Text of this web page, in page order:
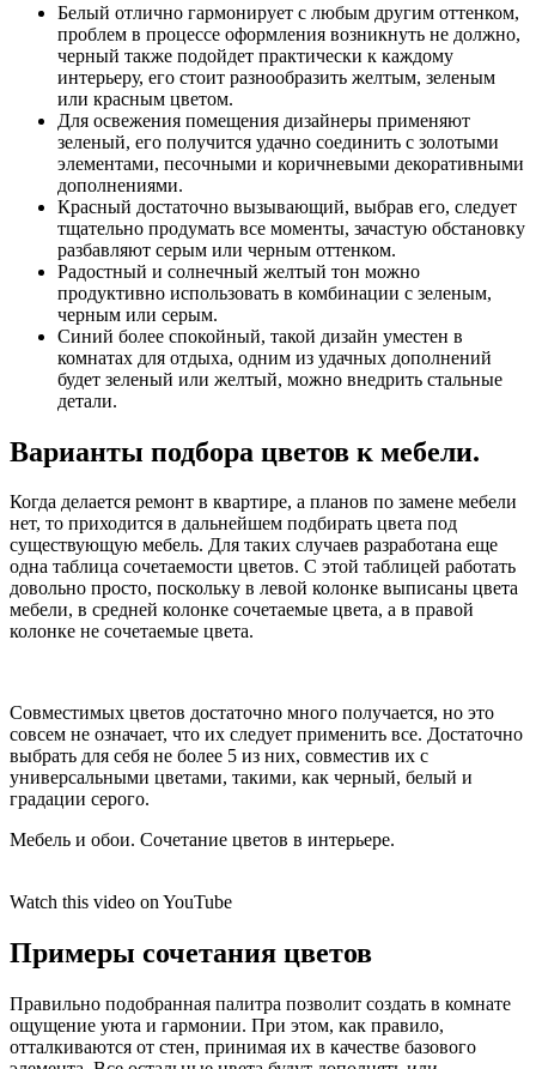
Белый отлично гармонирует с любым другим оттенком,
проблем в процессе оформления возникнуть не должно,
черный также подойдет практически к каждому
интерьеру, его стоит разнообразить желтым, зеленым
или красным цветом.
Для освежения помещения дизайнеры применяют
зеленый, его получится удачно соединить с золотыми
элементами, песочными и коричневыми декоративными
дополнениями.
Красный достаточно вызывающий, выбрав его, следует
тщательно продумать все моменты, зачастую обстановку
разбавляют серым или черным оттенком.
Радостный и солнечный желтый тон можно
продуктивно использовать в комбинации с зеленым,
черным или серым.
Синий более спокойный, такой дизайн уместен в
комнатах для отдыха, одним из удачных дополнений
будет зеленый или желтый, можно внедрить стальные
детали.
Варианты подбора цветов к мебели.
Когда делается ремонт в квартире, а планов по замене мебели
нет, то приходится в дальнейшем подбирать цвета под
существующую мебель. Для таких случаев разработана еще
одна таблица сочетаемости цветов. С этой таблицей работать
довольно просто, поскольку в левой колонке выписаны цвета
мебели, в средней колонке сочетаемые цвета, а в правой
колонке не сочетаемые цвета.
Совместимых цветов достаточно много получается, но это
совсем не означает, что их следует применить все. Достаточно
выбрать для себя не более 5 из них, совместив их с
универсальными цветами, такими, как черный, белый и
градации серого.
Мебель и обои. Сочетание цветов в интерьере.
Watch this video on YouTube
Примеры сочетания цветов
Правильно подобранная палитра позволит создать в комнате
ощущение уюта и гармонии. При этом, как правило,
отталкиваются от стен, принимая их в качестве базового